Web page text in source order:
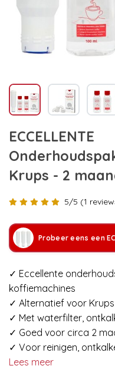
ECCELLENTE
Krups - 2
5/5 (1
Probeer eens een
✓ Eccellente
koffiemachines
✓ Alternatief voor Krups
✓ Met waterfilter,
✓ Goed voor circa 2
✓ Voor reinigen,
Lees meer